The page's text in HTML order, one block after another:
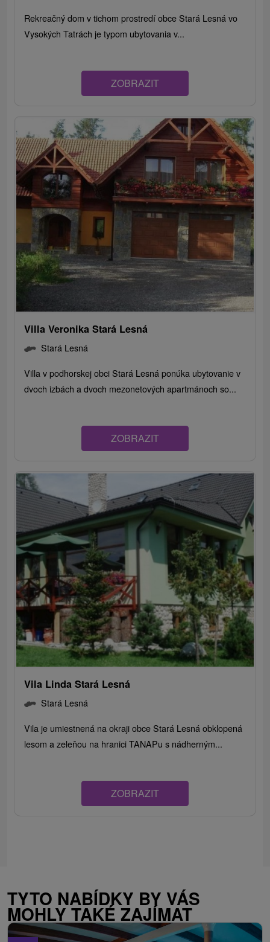
Rekreačný dom v tichom prostredí obce Stará Lesná vo
Vysokých Tatrách je typom ubytovania v...
ZOBRAZIT
Villa Veronika Stará Lesná
Stará Lesná
Villa v podhorskej obci Stará Lesná ponúka ubytovanie v
dvoch izbách a dvoch mezonetových apartmánoch so...
ZOBRAZIT
Vila Linda Stará Lesná
Stará Lesná
Vila je umiestnená na okraji obce Stará Lesná obklopená
lesom a zeleňou na hranici TANAPu s nádherným...
ZOBRAZIT
TYTO NABÍDKY BY VÁS
MOHLY TAKÉ ZAJÍMAT